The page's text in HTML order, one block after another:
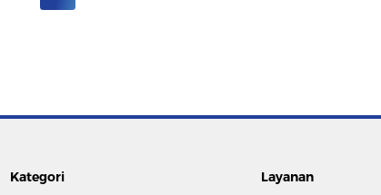
Kategori Layanan